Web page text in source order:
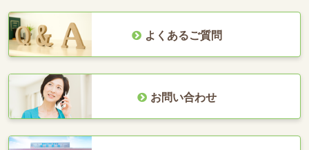
よくあるご質問
お問い合わせ